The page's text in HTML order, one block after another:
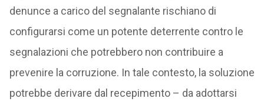
denunce a carico del segnalante rischiano di
configurarsi come un potente deterrente contro le
segnalazioni che potrebbero non contribuire a
prevenire la corruzione. In tale contesto, la soluzione
potrebbe derivare dal recepimento – da adottarsi